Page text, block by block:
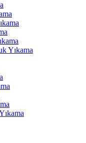
Yıkama